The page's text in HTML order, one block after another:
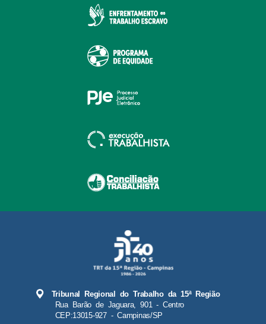
Tribunal Regional do Trabalho da 15ª Região
Rua Barão de Jaguara, 901 - Centro
CEP:13015-927 - Campinas/SP